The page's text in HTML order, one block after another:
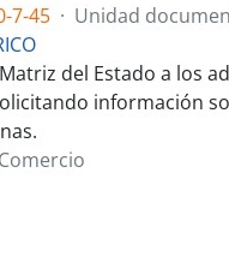
7-45 · Unidad
del Estado a los
información